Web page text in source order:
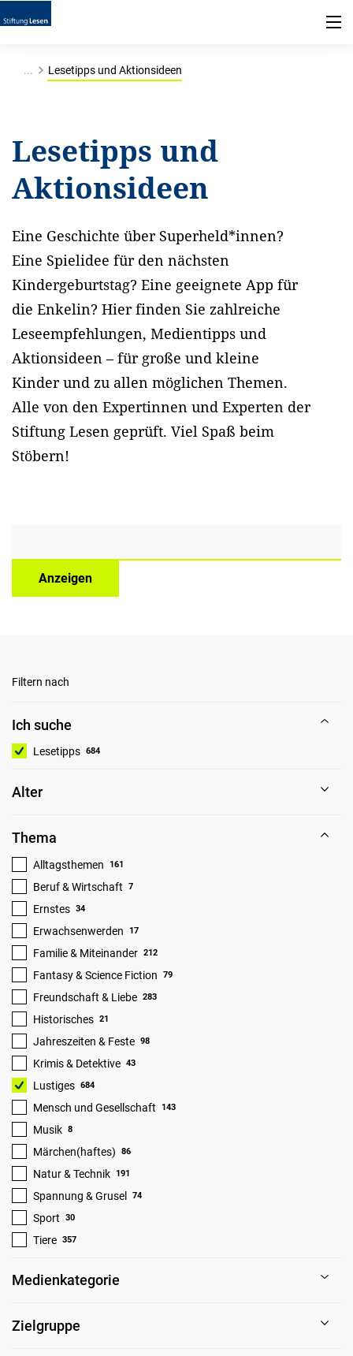
... Lesetipps und Aktionsideen
Lesetipps und
Aktionsideen
Eine Geschichte über Superheld*innen?
Eine Spielidee für den nächsten
Kindergeburtstag? Eine geeignete App für
die Enkelin? Hier finden Sie zahlreiche
Leseempfehlungen, Medientipps und
Aktionsideen – für große und kleine
Kinder und zu allen möglichen Themen.
Alle von den Expertinnen und Experten der
Stiftung Lesen geprüft. Viel Spaß beim
Stöbern!
Anzeigen
Filtern nach
Ich suche
Lesetipps 684
Alter
Thema
Alltagsthemen 161
Beruf & Wirtschaft 7
Ernstes 34
Erwachsenwerden 17
Familie & Miteinander 212
Fantasy & Science Fiction 79
Freundschaft & Liebe 283
Historisches 21
Jahreszeiten & Feste 98
Krimis & Detektive 43
Lustiges 684
Mensch und Gesellschaft 143
Musik 8
Märchen(haftes) 86
Natur & Technik 191
Spannung & Grusel 74
Sport 30
Tiere 357
Medienkategorie
Zielgruppe